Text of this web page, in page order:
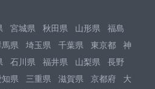
宮城県 秋田県 山形県
福島
馬県 埼玉県 千葉県 東京都
神
石川県 福井県 山梨県
長野
県 三重県 滋賀県 京都府
大